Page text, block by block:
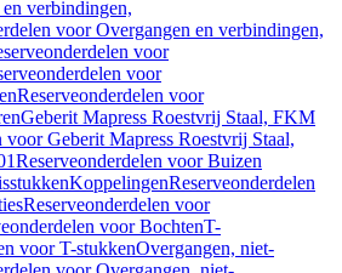
verbindingen,
voor Overgangen en verbindingen,
voor
voor
Reserveonderdelen voor
Geberit Mapress Roestvrij Staal, FKM
voor Geberit Mapress Roestvrij Staal,
Reserveonderdelen voor Buizen
KoppelingenReserveonderdelen
Reserveonderdelen voor
voor BochtenT-
voor T-stukkenOvergangen, niet-